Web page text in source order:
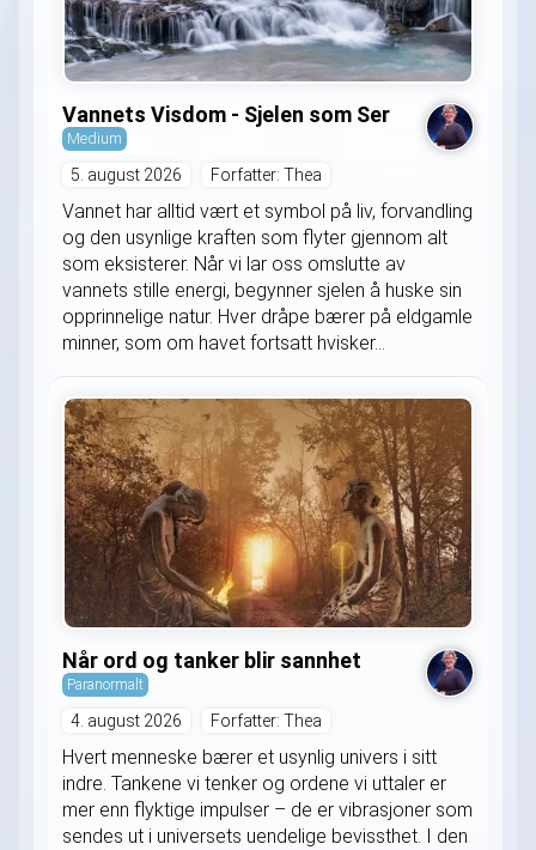
Vannets Visdom - Sjelen som Ser
Medium
5. august 2026 Forfatter: Thea
Vannet har alltid vært et symbol på liv, forvandling
og den usynlige kraften som flyter gjennom alt
som eksisterer. Når vi lar oss omslutte av
vannets stille energi, begynner sjelen å huske sin
opprinnelige natur. Hver dråpe bærer på eldgamle
minner, som om havet fortsatt hvisker...
Når ord og tanker blir sannhet
Paranormalt
4. august 2026 Forfatter: Thea
Hvert menneske bærer et usynlig univers i sitt
indre. Tankene vi tenker og ordene vi uttaler er
mer enn flyktige impulser – de er vibrasjoner som
sendes ut i universets uendelige bevissthet. I den